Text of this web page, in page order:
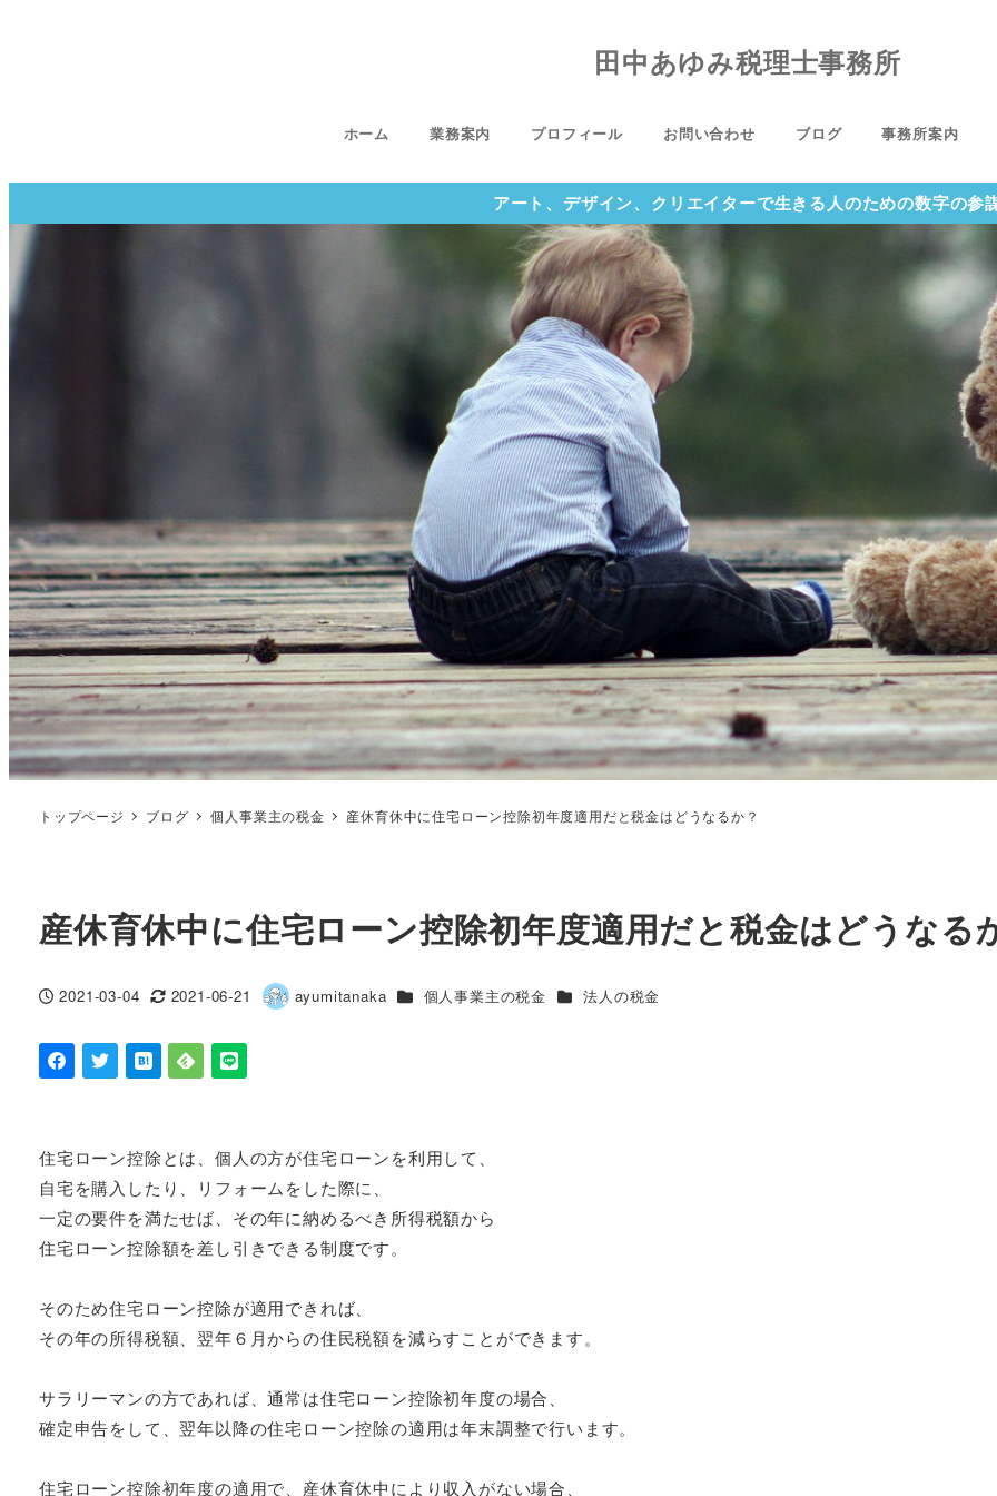
田中あゆみ税理士事務所
ホーム 業務案内 プロフィール お問い合わせ ブログ 事務所案内
アート、デザイン、クリエイターで生きる人のための数字の参
トップページ ブログ 個人事業主の税金 産休育休中に住宅ローン控除初年度適用だと税金はどうなるか？
産休育休中に住宅ローン控除初年度適用だと税金はどうなる
投稿日
2021-03-04
更新日
2021-06-21
著
ayumitanaka カテゴリー
個人事業主の税金 カテゴリー
法人の税金
住宅ローン控除とは、個人の方が住宅ローンを利用して、
自宅を購入したり、リフォームをした際に、
一定の要件を満たせば、その年に納めるべき所得税額から
住宅ローン控除額を差し引きできる制度です。
そのため住宅ローン控除が適用できれば、
その年の所得税額、翌年６月からの住民税額を減らすことができます。
サラリーマンの方であれば、通常は住宅ローン控除初年度の場合、
確定申告をして、翌年以降の住宅ローン控除の適用は年末調整で行います。
住宅ローン控除初年度の適用で、産休育休中により収入がない場合、